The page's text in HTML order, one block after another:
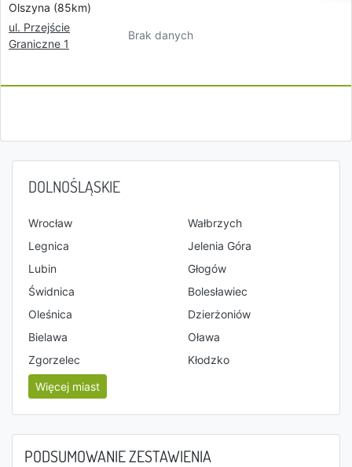
Olszyna (85km)
ul. Przejście
Graniczne 1
Brak danych
DOLNOŚLĄSKIE
Wrocław
Wałbrzych
Legnica
Jelenia Góra
Lubin
Głogów
Świdnica
Bolesławiec
Oleśnica
Dzierżoniów
Bielawa
Oława
Zgorzelec
Kłodzko
Więcej miast
PODSUMOWANIE ZESTAWIENIA